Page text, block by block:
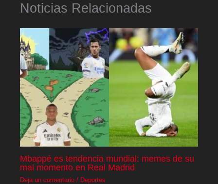
Noticias Relacionadas
Mbappé es tendencia mundial: memes de su
mal momento en Real Madrid
Deja un comentario / Deportes